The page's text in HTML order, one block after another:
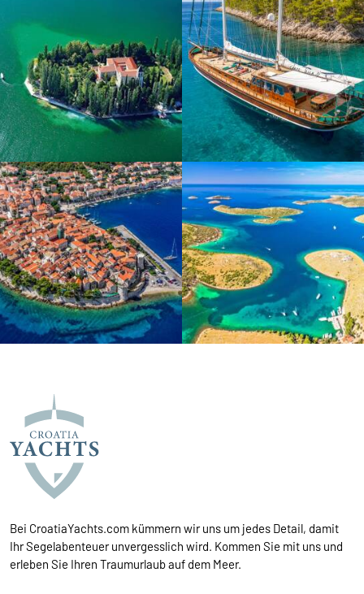
Bei CroatiaYachts.com kümmern wir uns um jedes Detail, damit
Ihr Segelabenteuer unvergesslich wird. Kommen Sie mit uns und
erleben Sie Ihren Traumurlaub auf dem Meer.